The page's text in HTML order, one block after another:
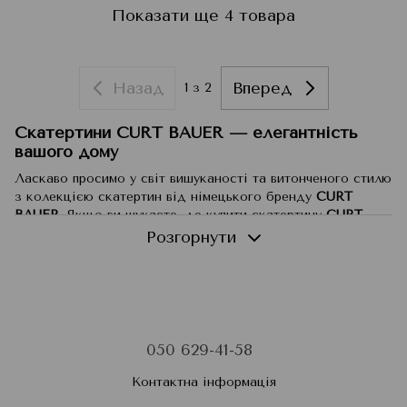
Показати ще 4 товара
Назад 1 з 2 Вперед
Скатертини CURT BAUER — елегантність
вашого дому
Ласкаво просимо у світ вишуканості та витонченого стилю
з колекцією скатертин від німецького бренду CURT
BAUER . Якщо ви шукаєте, де купити скатертину CURT
в Україні, тут ви знайдете все необхідне для
створення ідеальної атмосфери у вашому домі. Розкішні
Заснований у 1882 році,CURT BAUER
багатою історією та традиціями в текстильній
Розгорнути
050 629-41-58
Контактна інформація